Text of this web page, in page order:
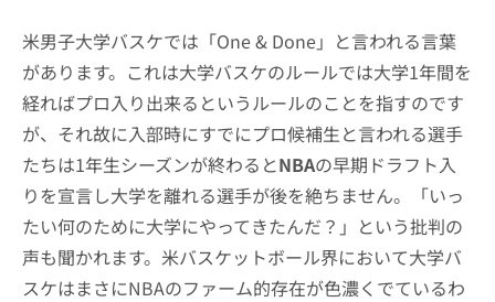
米男子大学バスケでは「One & Done」と言われる言葉
があります。これは大学バスケのルールでは大学1年間を
経ればプロ入り出来るというルールのことを指すのです
が、それ故に入部時にすでにプロ候補生と言われる選手
たちは1年生シーズンが終わるとNBAの早期ドラフト入
りを宣言し大学を離れる選手が後を絶ちません。「いっ
たい何のために大学にやってきたんだ？」という批判の
声も聞かれます。米バスケットボール界において大学バ
スケはまさにNBAのファーム的存在が色濃くでているわ